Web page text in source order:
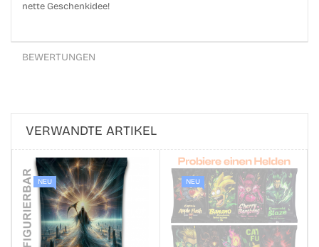
nette Geschenkidee!
BEWERTUNGEN
VERWANDTE ARTIKEL
NEU NEU